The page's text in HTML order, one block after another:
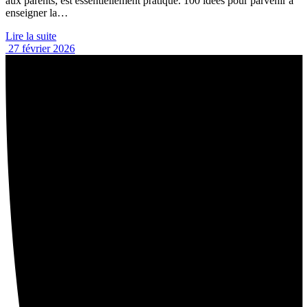
enseigner la…
Lire la suite
27 février 2026